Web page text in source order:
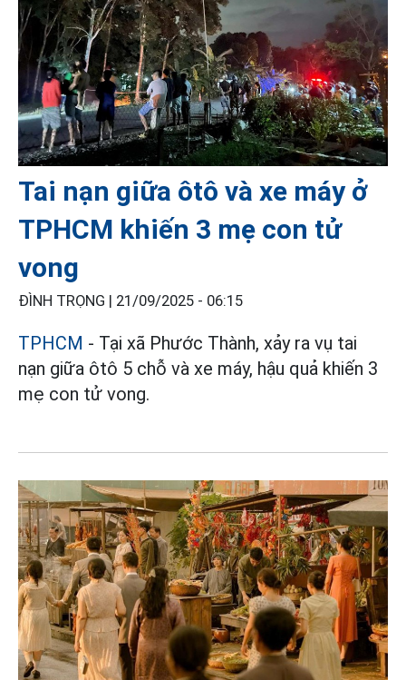
Tai nạn giữa ôtô và xe máy ở
TPHCM khiến 3 mẹ con tử
vong
ĐÌNH TRỌNG | 21/09/2025 - 06:15
TPHCM - Tại xã Phước Thành, xảy ra vụ tai
nạn giữa ôtô 5 chỗ và xe máy, hậu quả khiến 3
mẹ con tử vong.